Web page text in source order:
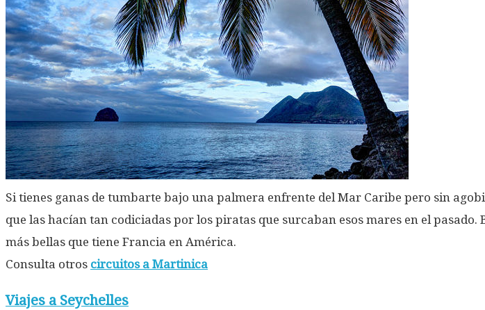
Si tienes ganas de tumbarte bajo una palmera enfrente del Mar Caribe pero sin
que las hacían tan codiciadas por los piratas que surcaban esos mares en el
más bellas que tiene Francia en América.
Consulta otros circuitos a Martinica
Viajes a Seychelles